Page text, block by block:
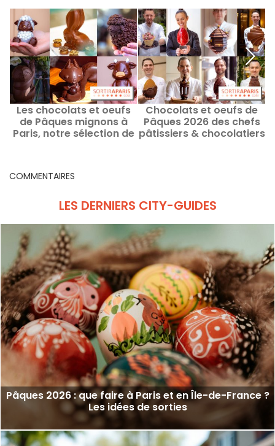
Les chocolats et oeufs
de Pâques mignons à
Paris, notre sélection de
Chocolats et oeufs de
Pâques 2026 des chefs
pâtissiers & chocolatiers
COMMENTAIRES
LES DERNIERS CITY-GUIDES
Pâques 2026 : que faire à Paris et en Île-de-France ?
Les idées de sorties